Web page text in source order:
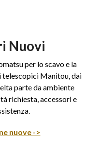
Nuovi
per lo scavo e la
Manitou, dai
parte da ambiente
richiesta, accessori e
nuove ->